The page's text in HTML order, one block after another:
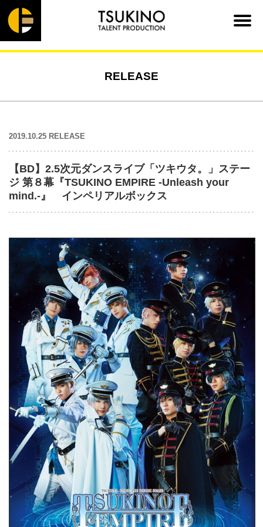
RELEASE
2019.10.25 RELEASE
【BD】2.5次元ダンスライブ「ツキウタ。」ステー
ジ 第８幕『TSUKINO EMPIRE -Unleash your
mind.-』 インペリアルボックス